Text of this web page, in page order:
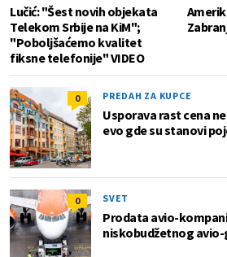
Lučić: "Šest novih objekata
Telekom Srbije na KiM";
"Poboljšaćemo kvalitet
fiksne telefonije" VIDEO
0 PREDAH ZA KUPCE
Usporava rast cena
evo gde su stanovi
0 SVET
Prodata avio-
niskobudžetnog